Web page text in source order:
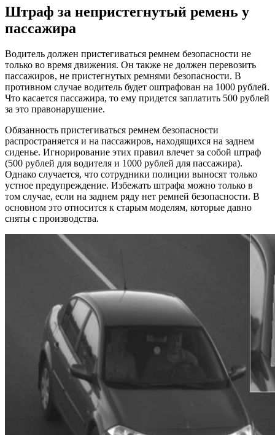
Штраф за непристегнутый ремень у
пассажира
Водитель должен пристегиваться ремнем безопасности не
только во время движения. Он также не должен перевозить
пассажиров, не пристегнутых ремнями безопасности. В
противном случае водитель будет оштрафован на 1000 рублей.
Что касается пассажира, то ему придется заплатить 500 рублей
за это правонарушение.
Обязанность пристегиваться ремнем безопасности
распространяется и на пассажиров, находящихся на заднем
сиденье. Игнорирование этих правил влечет за собой штраф
(500 рублей для водителя и 1000 рублей для пассажира).
Однако случается, что сотрудники полиции выносят только
устное предупреждение. Избежать штрафа можно только в
том случае, если на заднем ряду нет ремней безопасности. В
основном это относится к старым моделям, которые давно
сняты с производства.